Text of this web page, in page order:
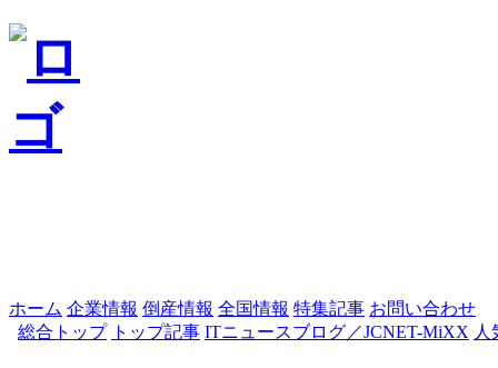
ホーム 企業情報 倒産情報 全国情報 特集記事 お問い合わせ
総合トップ トップ記事 ITニュースブログ／JCNET-MiXX 人